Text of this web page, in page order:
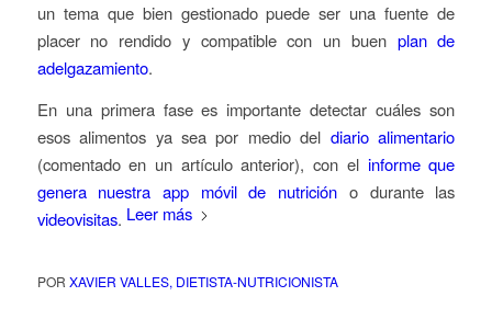
un tema que bien gestionado puede ser una fuente de
placer no rendido y compatible con un buen plan de
adelgazamiento.
En una primera fase es importante detectar cuáles son
esos alimentos ya sea por medio del diario alimentario
(comentado en un artículo anterior), con el informe que
genera nuestra app móvil de nutrición o durante las
videovisitas. Leer más
POR XAVIER VALLES, DIETISTA-NUTRICIONISTA